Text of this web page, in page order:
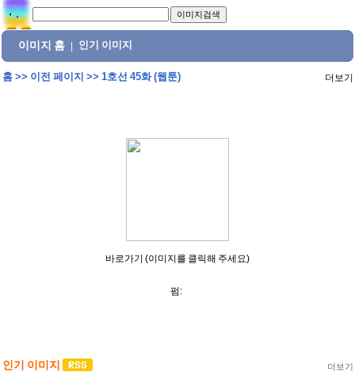
이미지 홈 인기 이미지
홈>> 이전 페이지 >> 1호선 45화 (웹툰) 더보기
바로가기 (이미지를 클릭해 주세요)
펌:
인기 이미지 더보기